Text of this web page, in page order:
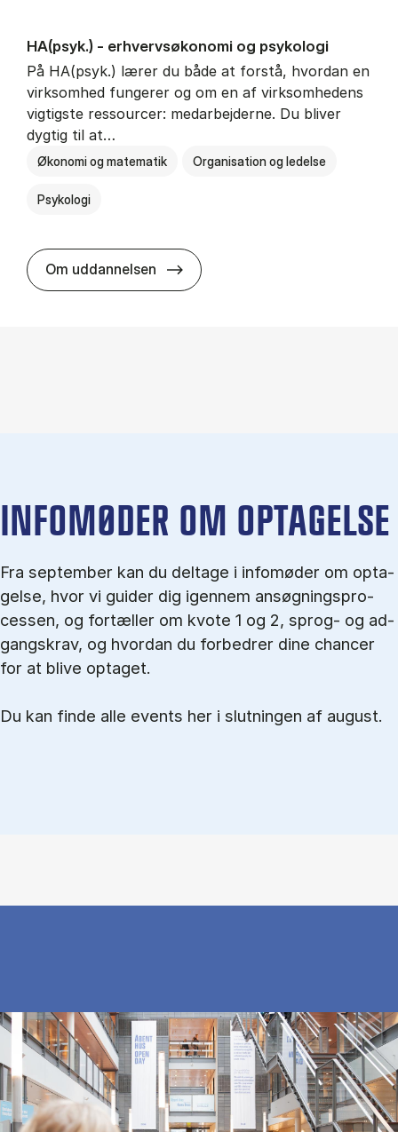
HA(psyk.) - erhvervs­økonomi og psy­ko­lo­gi
På HA(psyk.) lærer du både at forstå, hvordan en
virksomhed fungerer og om en af virksomhedens
vigtigste ressourcer: medarbejderne. Du bliver
dygtig til at…
Økonomi og matematik Organisation og ledelse
Psykologi
Om uddannelsen HA(psyk.) - erhvervs­økonomi og
IN­FO­MØ­DER OM OP­TA­GEL­SE
Fra september kan du del­tage i in­fo­mø­der om op­ta­
gel­se, hvor vi gu­i­der dig igen­nem an­søg­nings­pro­
ces­sen, og for­tæl­ler om kvo­te 1 og 2, sprog- og ad­
gangs­krav, og hvordan du forbedrer dine chancer
for at blive optaget.
Du kan finde alle events her i slutningen af august.